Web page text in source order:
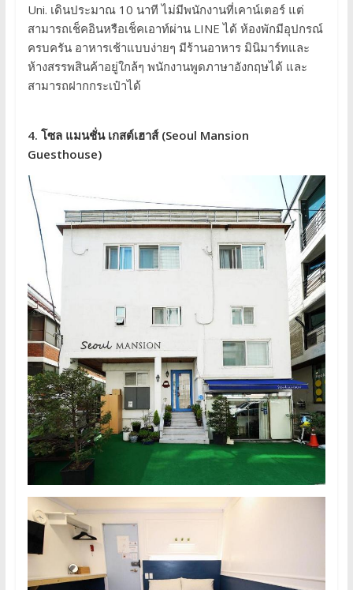
Uni. เดินประมาณ 10 นาที ไม่มีพนักงานที่เคาน์เตอร์ แต่
สามารถเช็คอินหรือเช็คเอาท์ผ่าน LINE ได้ ห้องพักมีอุปกรณ์
ครบครัน อาหารเช้าแบบง่ายๆ มีร้านอาหาร มินิมาร์ทและ
ห้างสรรพสินค้าอยู่ใกล้ๆ พนักงานพูดภาษาอังกฤษได้ และ
สามารถฝากกระเป๋าได้
4. โซล แมนชั่น เกสต์เฮาส์ (Seoul Mansion
Guesthouse)